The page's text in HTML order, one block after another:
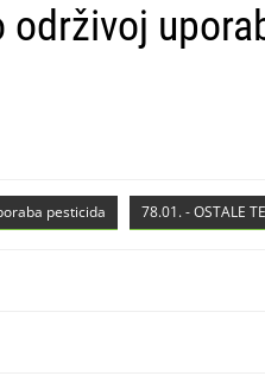
održivoj
78.01. - OSTALE
pesticida